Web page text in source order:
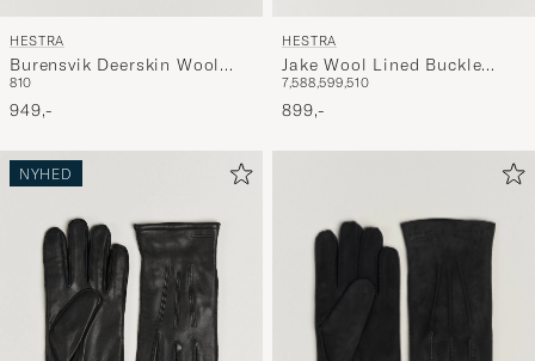
HESTRA
Burensvik Deerskin Wool
Pile Glove Black
810
949,-
HESTRA
Jake Wool Lined Buckle
Glove Black
7,588,599,510
899,-
NYHED